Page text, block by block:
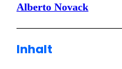
Alberto Novack
Inhalt